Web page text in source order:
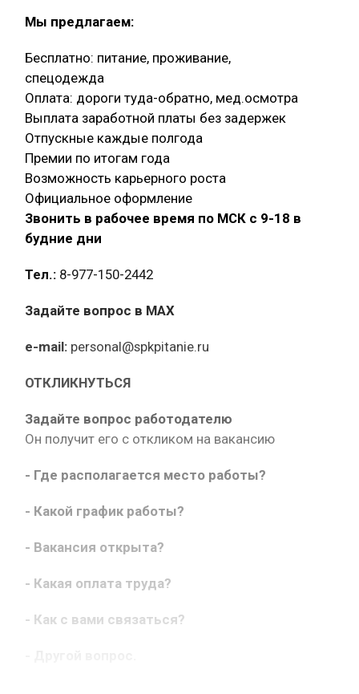
Мы предлагаем:
Бесплатно: питание, проживание,
спецодежда
Оплата: дороги туда-обратно, мед.осмотра
Выплата заработной платы без задержек
Отпускные каждые полгода
Премии по итогам года
Возможность карьерного роста
Официальное оформление
Звонить в рабочее время по МСК с 9-18 в
будние дни
Тел.: 8-977-150-2442
Задайте вопрос в MAX
e-mail: personal@spkpitanie.ru
ОТКЛИКНУТЬСЯ
Задайте вопрос работодателю
Он получит его с откликом на вакансию
- Где располагается место работы?
- Какой график работы?
- Вакансия открыта?
- Какая оплата труда?
- Как с вами связаться?